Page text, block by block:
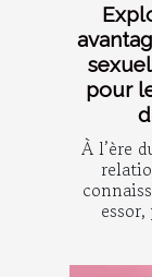
pour
À l’ère